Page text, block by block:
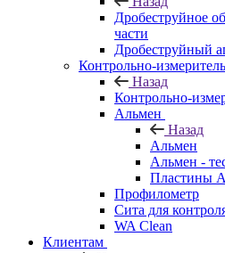
Дробеструйное
части
Дробеструйный
Контрольно-
Назад
Контрольно-
Альмен
Назад
Альмен
Альмен -
Пластины
Профилометр
Сита для
WA Clean
Клиентам